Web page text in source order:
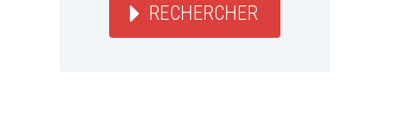
RECHERCHER